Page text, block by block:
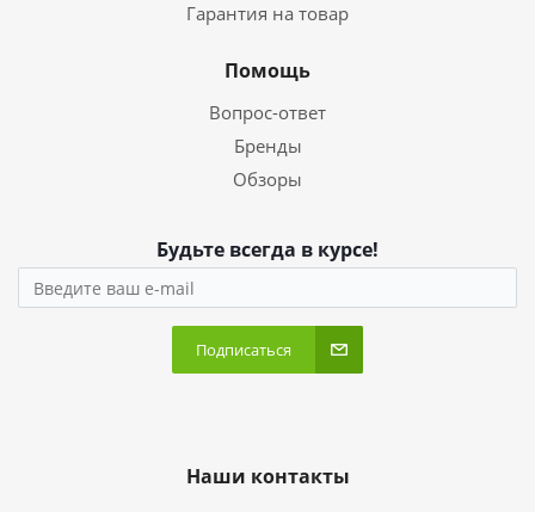
Гарантия на товар
Помощь
Вопрос-ответ
Бренды
Обзоры
Будьте всегда в курсе!
Подписаться
Наши контакты